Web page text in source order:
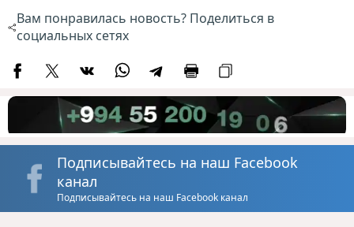
Вам понравилась новость? Поделиться в
социальных сетях
Подписывайтесь на наш Facebook
канал
Подписывайтесь на наш Facebook канал